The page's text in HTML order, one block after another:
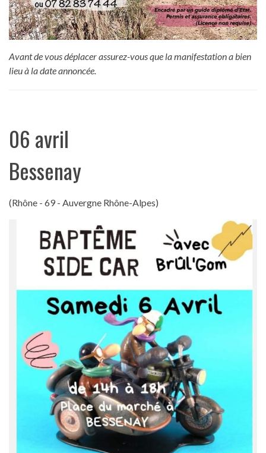
Avant de vous déplacer assurez-vous que la manifestation a bien
lieu à la date annoncée.
06 avril
Bessenay
(Rhône - 69 - Auvergne Rhône-Alpes)